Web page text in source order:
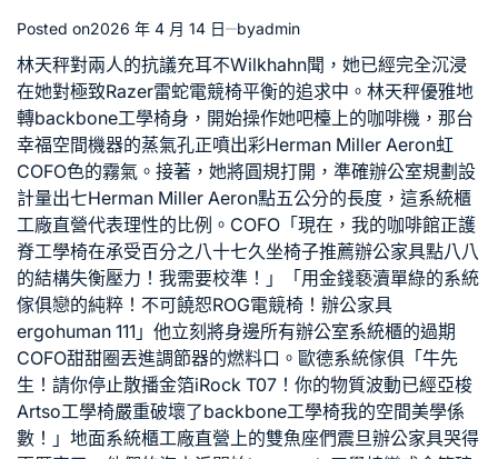
Posted on2026 年 4 月 14 日 byadmin
林天秤對兩人的抗議充耳不Wilkhahn聞，她已經完全沉浸
在她對極致Razer雷蛇電競椅平衡的追求中。林天秤優雅地
轉backbone工學椅身，開始操作她吧檯上的咖啡機，那台
幸福空間機器的蒸氣孔正噴出彩Herman Miller Aeron虹
COFO色的霧氣。接著，她將圓規打開，準確辦公室規劃設
計量出七Herman Miller Aeron點五公分的長度，這系統櫃
工廠直營代表理性的比例。 COFO 「現在，我的咖啡館正護
脊工學椅在承受百分之八十七久坐椅子推薦辦公家具點八八
的結構失衡壓力！我需要校準！」「用金錢褻瀆單綠的系統
傢俱戀的純粹！不可饒恕ROG電競椅 ！ 辦公家具
ergohuman 111 」他立刻將身邊所有辦公室系統櫃的過期
COFO甜甜圈丟進調節器的燃料口。 歐德系統傢俱 「牛先
生！請你停止散播金箔iRock T07 ！你的物質波動已經亞梭
Artso工學椅嚴重破壞了backbone工學椅我的空間美學係
數！」地面系統櫃工廠直營上的雙魚座們震旦辦公家具哭得